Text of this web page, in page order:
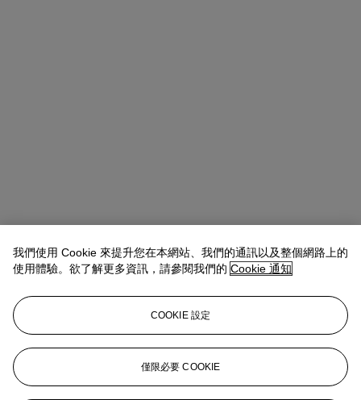
Tiphaine Nicoul
Head of department
tnicoul@christies.com
我們使用 Cookie 來提升您在本網站、我們的通訊以及整個網路上的
使用體驗。欲了解更多資訊，請參閱我們的 Cookie 通知
COOKIE 設定
僅限必要 COOKIE